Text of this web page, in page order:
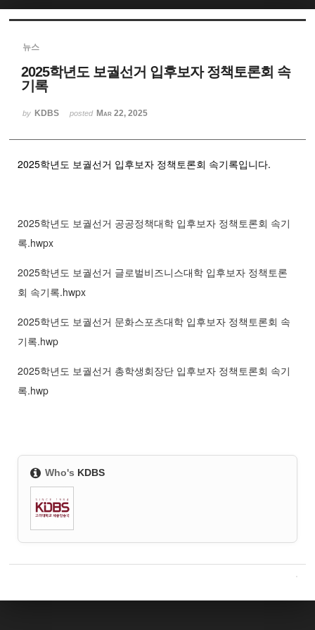
뉴스
2025학년도 보궐선거 입후보자 정책토론회 속
기록
by KDBS posted Mar 22, 2025
2025학년도 보궐선거 입후보자 정책토론회 속기록입니다.
2025학년도 보궐선거 공공정책대학 입후보자 정책토론회 속기
록.hwpx
2025학년도 보궐선거 글로벌비즈니스대학 입후보자 정책토론
회 속기록.hwpx
2025학년도 보궐선거 문화스포츠대학 입후보자 정책토론회 속
기록.hwp
2025학년도 보궐선거 총학생회장단 입후보자 정책토론회 속기
록.hwp
Who's KDBS
Sketchbook5, 스케치북5
Sketchbook5, 스케치북5